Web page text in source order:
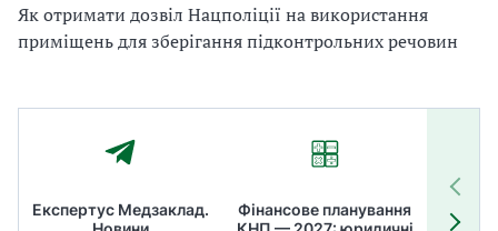
Як отримати дозвіл Нацполіції на використання
приміщень для зберігання підконтрольних речовин
Експертус Медзаклад.
Фінансове планування